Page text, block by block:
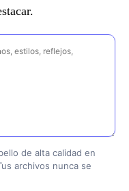
de alta calidad en
archivos nunca se